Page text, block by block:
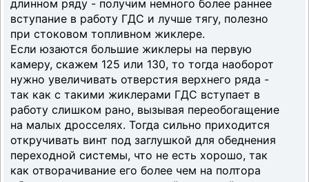
длинном ряду - получим немного более раннее
вступание в работу ГДС и лучше тягу, полезно
при стоковом топливном жиклере.
Если юзаются большие жиклеры на первую
камеру, скажем 125 или 130, то тогда наоборот
нужно увеличивать отверстия верхнего ряда -
так как с такими жиклерами ГДС вступает в
работу слишком рано, вызывая переобогащение
на малых дросселях. Тогда сильно приходится
откручивать винт под заглушкой для обеднения
переходной системы, что не есть хорошо, так
как отворачивание его более чем на полтора